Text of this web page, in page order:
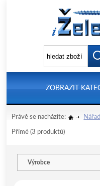
ZOBRAZIT
Právě se nacházíte:
Přímé (3 produktů)
Výrobce